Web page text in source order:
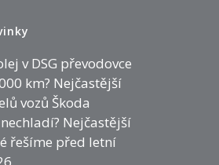
v DSG převodovce
km? Nejčastější
vozů Škoda
Nejčastější
řešíme před letní